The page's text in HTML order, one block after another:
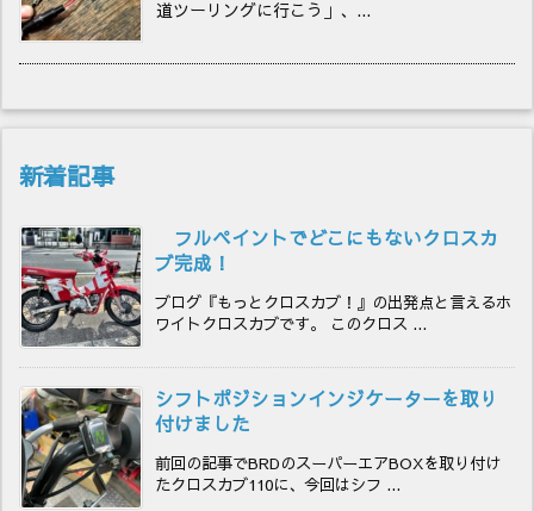
道ツーリングに行こう」、...
新着記事
フルペイントでどこにもないクロスカ
ブ完成！
ブログ『もっとクロスカブ！』の出発点と言えるホ
ワイトクロスカブです。 このクロス ...
シフトポジションインジケーターを取り
付けました
前回の記事でBRDのスーパーエアBOXを取り付け
たクロスカブ110に、今回はシフ ...